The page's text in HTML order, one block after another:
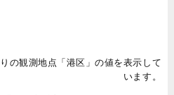
の観測地点「港区」の値を表示して
います。